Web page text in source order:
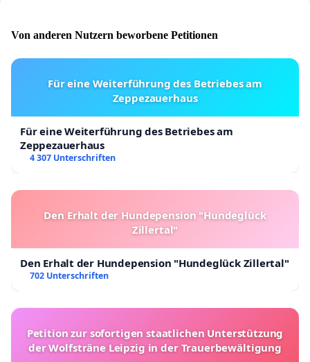
Von anderen Nutzern beworbene Petitionen
Für eine Weiterführung des Betriebes am
Zeppezauerhaus
Für eine Weiterführung des Betriebes am
Zeppezauerhaus
4 307 Unterschriften
Den Erhalt der Hundepension "Hundeglück
Zillertal"
Den Erhalt der Hundepension "Hundeglück Zillertal"
702 Unterschriften
Petition zur sofortigen staatlichen Unterstützung
der Wolfsträne Leipzig in der Trauerbewältigung